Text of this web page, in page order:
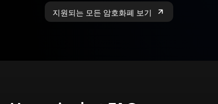
지원되는 모든 암호화폐 보기